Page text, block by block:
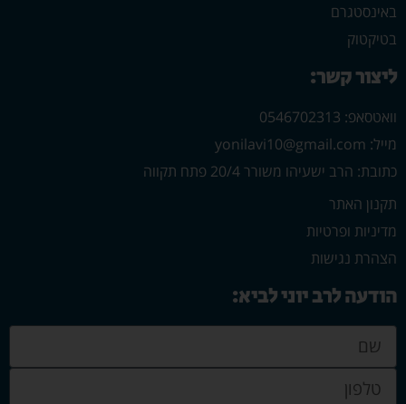
באינסטגרם
בטיקטוק
ליצור קשר:
וואטסאפ: 0546702313
מייל: yonilavi10@gmail.com
כתובת: הרב ישעיהו משורר 20/4 פתח תקווה
תקנון האתר
מדיניות ופרטיות
הצהרת נגישות
הודעה לרב יוני לביא: